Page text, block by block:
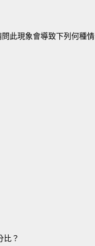
此現象會導致下列何種情
比？